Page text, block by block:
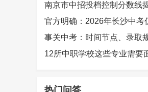
南京市中招投档控制分数线
官方明确：2026年长沙中考
事关中考：时间节点、录
12所中职学校这些专业需要